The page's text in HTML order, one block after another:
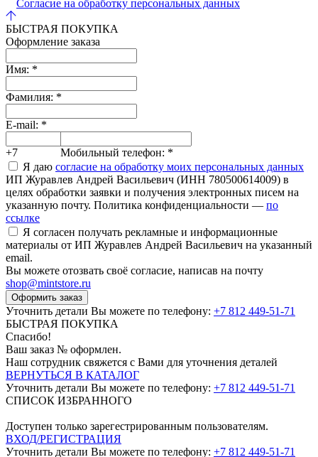
Согласие на обработку персональных данных
БЫСТРАЯ ПОКУПКА
Оформление заказа
Имя: *
Фамилия: *
E-mail: *
+7 Мобильный телефон: *
Я даю согласие на обработку моих персональных данных
ИП Журавлев Андрей Васильевич (ИНН 780500614009) в
целях обработки заявки и получения электронных писем на
указанную почту. Политика конфиденциальности — по
ссылке
Я согласен получать рекламные и информационные
материалы от ИП Журавлев Андрей Васильевич на указанный
email.
Вы можете отозвать своё согласие, написав на почту
shop@mintstore.ru
Оформить заказ
Уточнить детали Вы можете по телефону: +7 812 449-51-71
БЫСТРАЯ ПОКУПКА
Спасибо!
Ваш заказ № оформлен.
Наш сотрудник свяжется с Вами для уточнения деталей
ВЕРНУТЬСЯ В КАТАЛОГ
Уточнить детали Вы можете по телефону: +7 812 449-51-71
СПИСОК ИЗБРАННОГО
Доступен только зарегестрированным пользователям.
ВХОД/РЕГИСТРАЦИЯ
Уточнить детали Вы можете по телефону: +7 812 449-51-71